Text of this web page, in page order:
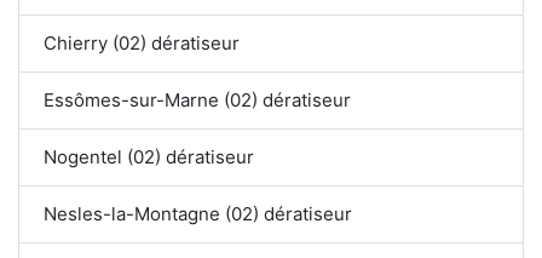
Chierry (02) dératiseur
Essômes-sur-Marne (02) dératiseur
Nogentel (02) dératiseur
Nesles-la-Montagne (02) dératiseur